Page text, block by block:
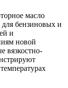
масло
для бензиновых и
и
новой
вязкостно-